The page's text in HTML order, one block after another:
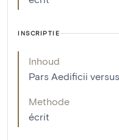
INSCRIPTIE
Inhoud
Pars Aedificii
Methode
écrit